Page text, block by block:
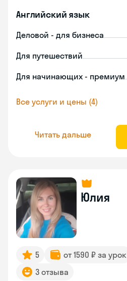
Английский язык
Деловой - для бизнеса
Для путешествий
Для начинающих - премиум
Все услуги и цены (4)
Читать дальше
Юлия
5 от 1590 ₽ за урок
3 отзыва